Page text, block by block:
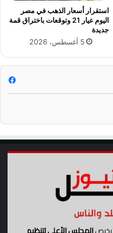
استقرار أسعار الذهب في مصر
اليوم عيار 21 وتوقعات باختراق قمة
جديدة
5 أغسطس، 2026